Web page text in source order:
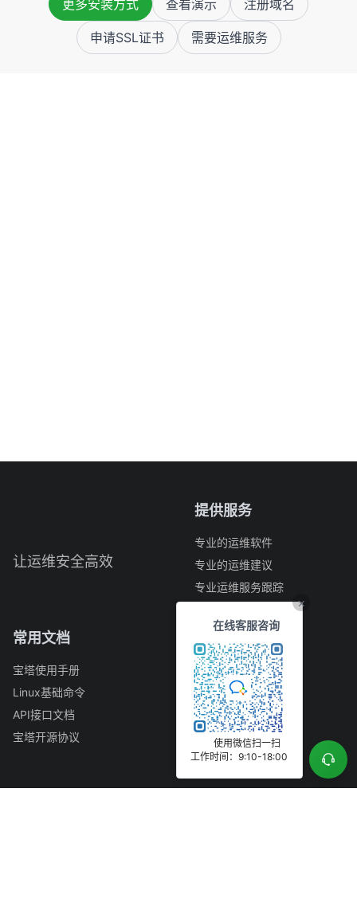
更多安装方式 查看演示 注册域名
申请SSL证书 需要运维服务
让运维安全高效
提供服务
专业的运维软件
专业的运维建议
专业运维服务跟踪
常用文档
宝塔使用手册
Linux基础命令
API接口文档
宝塔开源协议
公司简介
开发者中心
漏洞提交
GitHub
正版查询
×
在线客服咨询
使用微信扫一扫
工作时间：9:10-18:00